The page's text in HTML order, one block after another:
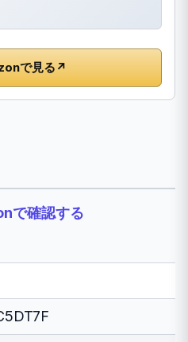
で見る ↗
で確認する